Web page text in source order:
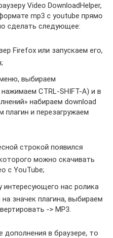
Video DownloadHelper,
mp3 с youtube прямо
сделать следующее:
Firefox или запускаем его,
выбираем
CTRL-SHIFT-A) и в
набираем download
плагин и перезагружаем
строкой появился
можно скачивать
с YouTube;
интересующего нас ролика
значек плагина, выбираем
-> MP3.
дополнения в браузере, то